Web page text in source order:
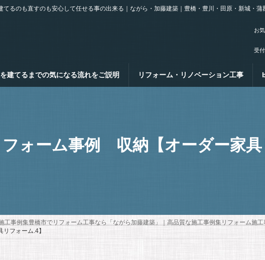
てるのも直すのも安心して任せる事の出来る｜ながら・加藤建築｜豊橋・豊川・田原・新城・蒲
お
受
建てるまでの気になる流れをご説明 リフォーム・リノベーション工事
フォーム事例 収納【オーダー家具
工事例集豊橋市でリフォーム工事なら「ながら加藤建築」｜高品質な施工事例集リフォーム施工
フォーム.4】